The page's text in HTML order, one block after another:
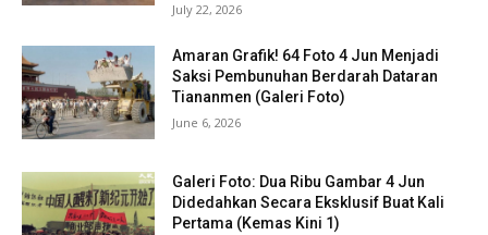
July 22, 2026
Amaran Grafik! 64 Foto 4 Jun Menjadi
Saksi Pembunuhan Berdarah Dataran
Tiananmen (Galeri Foto)
June 6, 2026
Galeri Foto: Dua Ribu Gambar 4 Jun
Didedahkan Secara Eksklusif Buat Kali
Pertama (Kemas Kini 1)